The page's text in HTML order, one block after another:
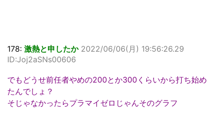
178: 激熱と申したか 2022/06/06(月) 19:56:26.29
ID:Joj2aSNs00606
でもどうせ前任者やめの200とか300くらいから打ち始め
たんでしょ？
そじゃなかったらプラマイゼロじゃんそのグラフ